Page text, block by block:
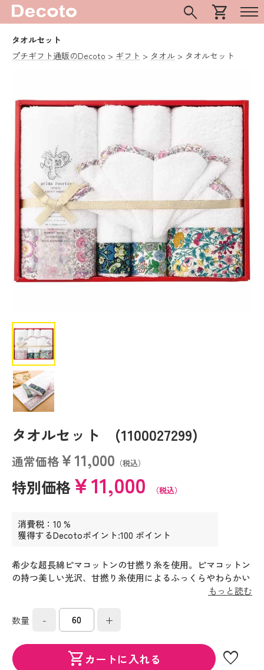
search shopping_cart
タオルセット
プチギフト通販のDecoto
ギフト タオル タオルセット
タオルセット (1100027299)
通常価格￥11,000 （税込）
特別価格￥11,000 （税込）
消費税：10 %
獲得するDecotoポイント:100 ポイント
希少な超長綿ピマコットンの甘撚り糸を使用。ピマコットン
の持つ美しい光沢、甘撚り糸使用によるふっくらやわらかい
もっと読む
数量 - +
shopping_cartカートに入れる favorite